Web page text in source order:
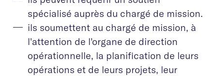
spécialisé auprès du chargé de mission.
ils soumettent au chargé de mission, à
l'attention de l'organe de direction
opérationnelle, la planification de leurs
opérations et de leurs projets, leur